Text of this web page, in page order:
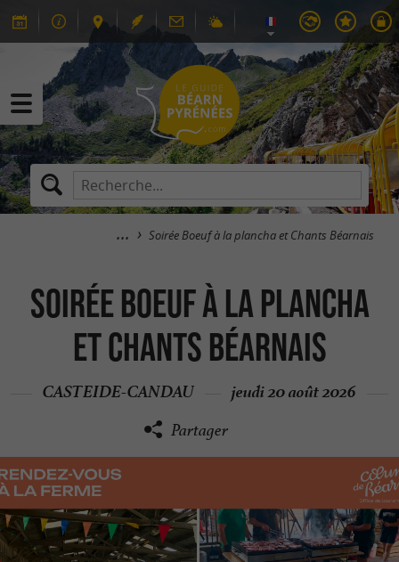
Soirée Boeuf à la plancha et Chants Béarnais
Soirée Boeuf à la plancha
et Chants Béarnais
CASTEIDE-CANDAU jeudi 20 août 2026
Partager